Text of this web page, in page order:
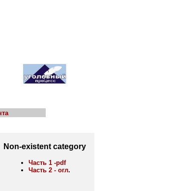
Non-existent category
Часть 1 -pdf
Часть 2 - огл.